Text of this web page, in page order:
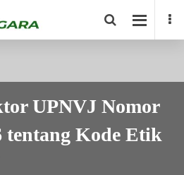
UPNVJ Nomor
tentang Kode Etik